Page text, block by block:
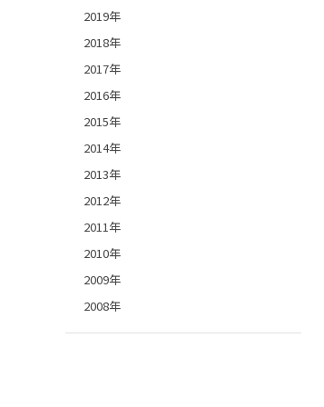
2019年
2018年
2017年
2016年
2015年
2014年
2013年
2012年
2011年
2010年
2009年
2008年